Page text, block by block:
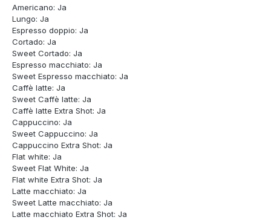
Americano: Ja
Lungo: Ja
Espresso doppio: Ja
Cortado: Ja
Sweet Cortado: Ja
Espresso macchiato: Ja
Sweet Espresso macchiato: Ja
Caffè latte: Ja
Sweet Caffè latte: Ja
Caffè latte Extra Shot: Ja
Cappuccino: Ja
Sweet Cappuccino: Ja
Cappuccino Extra Shot: Ja
Flat white: Ja
Sweet Flat White: Ja
Flat white Extra Shot: Ja
Latte macchiato: Ja
Sweet Latte macchiato: Ja
Latte macchiato Extra Shot: Ja